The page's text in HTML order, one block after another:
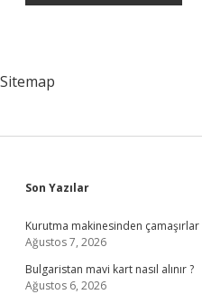
Sitemap
Sidebar
Son Yazılar
Kurutma makinesinden çamaşırlar
Ağustos 7, 2026
Bulgaristan mavi kart nasıl alınır ?
Ağustos 6, 2026